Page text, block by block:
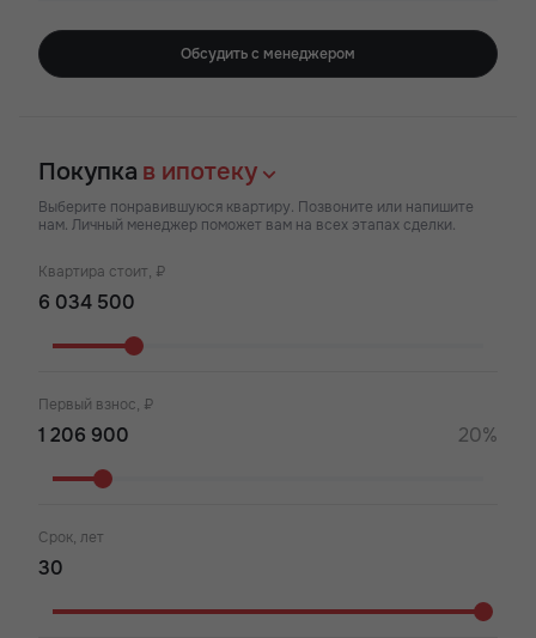
Обсудить с менеджером
Покупка в ипотеку
Выберите понравившуюся квартиру. Позвоните или напишите
нам. Личный менеджер поможет вам на всех этапах сделки.
Квартира стоит, ₽
Первый взнос, ₽
20%
Срок, лет